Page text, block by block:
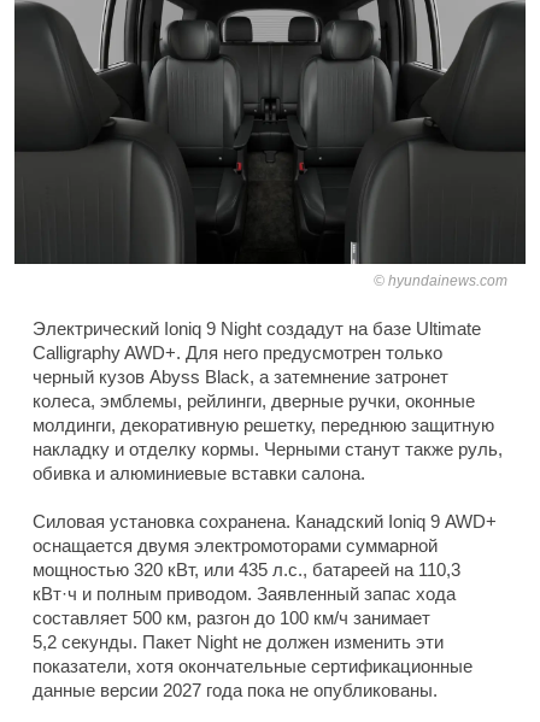
hyundainews.com
Электрический Ioniq 9 Night создадут на базе Ultimate
Calligraphy AWD+. Для него предусмотрен только
черный кузов Abyss Black, а затемнение затронет
колеса, эмблемы, рейлинги, дверные ручки, оконные
молдинги, декоративную решетку, переднюю защитную
накладку и отделку кормы. Черными станут также руль,
обивка и алюминиевые вставки салона.
Силовая установка сохранена. Канадский Ioniq 9 AWD+
оснащается двумя электромоторами суммарной
мощностью 320 кВт, или 435 л.с., батареей на 110,3
кВт·ч и полным приводом. Заявленный запас хода
составляет 500 км, разгон до 100 км/ч занимает
5,2 секунды. Пакет Night не должен изменить эти
показатели, хотя окончательные сертификационные
данные версии 2027 года пока не опубликованы.